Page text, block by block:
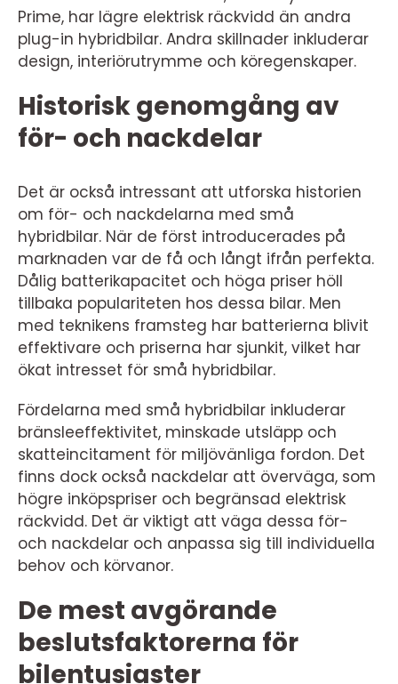
Prime, har lägre elektrisk räckvidd än andra
plug-in hybridbilar. Andra skillnader inkluderar
design, interiörutrymme och köregenskaper.
Historisk genomgång av
för- och nackdelar
Det är också intressant att utforska historien
om för- och nackdelarna med små
hybridbilar. När de först introducerades på
marknaden var de få och långt ifrån perfekta.
Dålig batterikapacitet och höga priser höll
tillbaka populariteten hos dessa bilar. Men
med teknikens framsteg har batterierna blivit
effektivare och priserna har sjunkit, vilket har
ökat intresset för små hybridbilar.
Fördelarna med små hybridbilar inkluderar
bränsleeffektivitet, minskade utsläpp och
skatteincitament för miljövänliga fordon. Det
finns dock också nackdelar att överväga, som
högre inköpspriser och begränsad elektrisk
räckvidd. Det är viktigt att väga dessa för-
och nackdelar och anpassa sig till individuella
behov och körvanor.
De mest avgörande
beslutsfaktorerna för
bilentusiaster